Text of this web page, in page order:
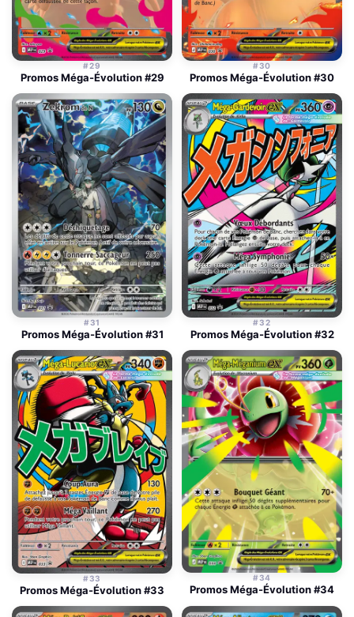
#29
Promos Méga-Évolution #29
#30
Promos Méga-Évolution #30
#31
Promos Méga-Évolution #31
#32
Promos Méga-Évolution #32
#33
Promos Méga-Évolution #33
#34
Promos Méga-Évolution #34